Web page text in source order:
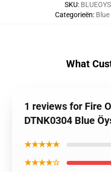
SKU:
Categorieën:
What
1 reviews for Fire
DTNK0304 Blue
★★★★★
★★★★☆